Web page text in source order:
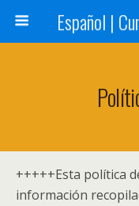
+++++Esta política
información